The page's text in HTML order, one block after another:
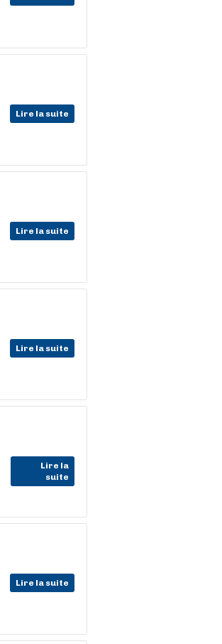
Lire la suite
Lire la suite
Lire la suite
Lire la
suite
Lire la suite